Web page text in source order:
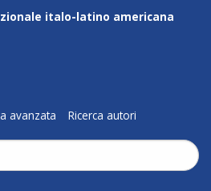
italo-latino americana
avanzata Ricerca autori